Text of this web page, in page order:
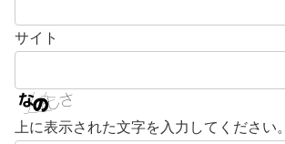
サイト
上に表示された文字を入力してください。